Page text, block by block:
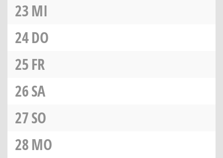
23MI
24DO
25FR
26SA
27SO
28MO